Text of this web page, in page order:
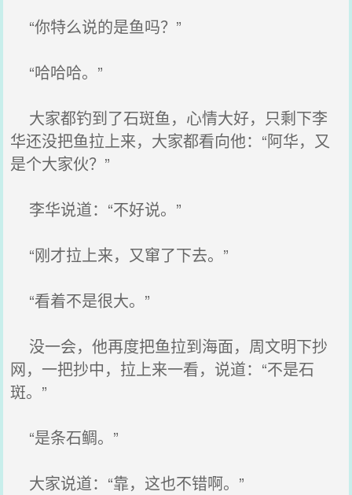
“你特么说的是鱼吗？”
“哈哈哈。”
大家都钓到了石斑鱼，心情大好，只剩下李
华还没把鱼拉上来，大家都看向他：“阿华，又
是个大家伙？”
李华说道：“不好说。”
“刚才拉上来，又窜了下去。”
“看着不是很大。”
没一会，他再度把鱼拉到海面，周文明下抄
网，一把抄中，拉上来一看，说道：“不是石
斑。”
“是条石鲷。”
大家说道：“靠，这也不错啊。”